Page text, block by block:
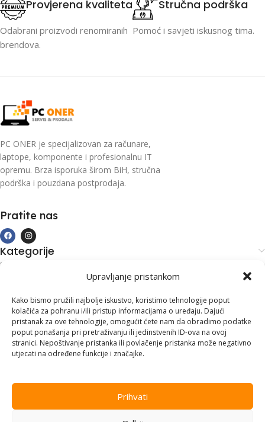
Upravljanje pristankom
Kako bismo pružili najbolje iskustvo, koristimo tehnologije poput
kolačića za pohranu i/ili pristup informacijama o uređaju. Dajući
pristanak za ove tehnologije, omogućit ćete nam da obradimo podatke
poput ponašanja pri pretraživanju ili jedinstvenih ID-ova na ovoj
stranici. Nepoštivanje pristanka ili povlačenje pristanka može negativno
utjecati na određene funkcije i značajke.
Prihvati
Provjerena kvaliteta
Odabrani proizvodi renomiranih
brendova.
Stručna podrška
Pomoć i savjeti iskusnog tima.
PC ONER je specijalizovan za računare,
laptope, komponente i profesionalnu IT
opremu. Brza isporuka širom BiH, stručna
podrška i pouzdana postprodaja.
Pratite nas
Kategorije
Kupovina i podrška
Kontakt informacije
Branilaca Bosne, 75 300 Lukavac
+387 35 555 999
info@pconer.ba